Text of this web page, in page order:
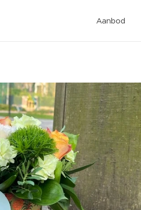
Aanbod